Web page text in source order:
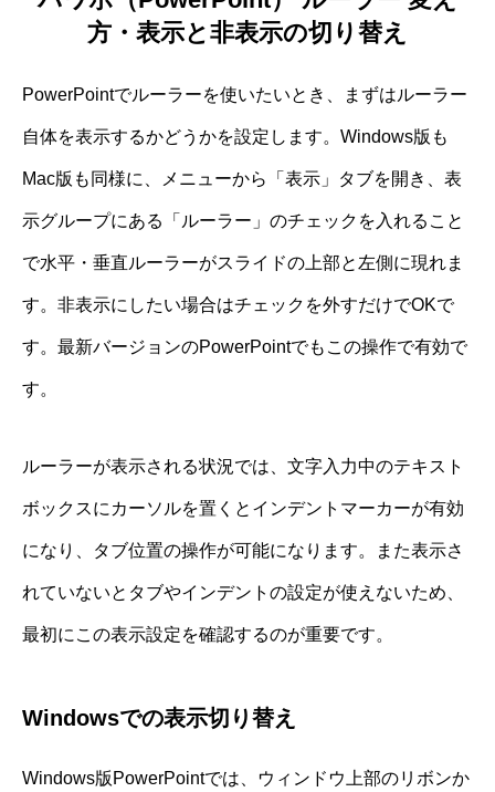
方・表示と非表示の切り替え
PowerPointでルーラーを使いたいとき、まずはルーラー
自体を表示するかどうかを設定します。Windows版も
Mac版も同様に、メニューから「表示」タブを開き、表
示グループにある「ルーラー」のチェックを入れること
で水平・垂直ルーラーがスライドの上部と左側に現れま
す。非表示にしたい場合はチェックを外すだけでOKで
す。最新バージョンのPowerPointでもこの操作で有効で
す。
ルーラーが表示される状況では、文字入力中のテキスト
ボックスにカーソルを置くとインデントマーカーが有効
になり、タブ位置の操作が可能になります。また表示さ
れていないとタブやインデントの設定が使えないため、
最初にこの表示設定を確認するのが重要です。
Windowsでの表示切り替え
Windows版PowerPointでは、ウィンドウ上部のリボンか